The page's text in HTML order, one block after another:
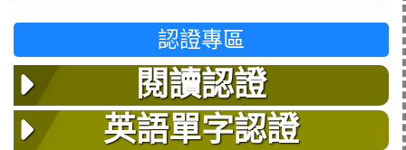
認證專區
閱讀認證
英語單字認證